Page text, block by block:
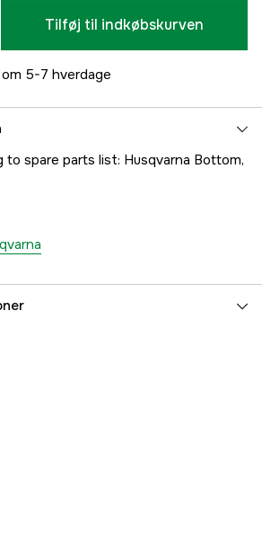
Tilføj til indkøbskurven
5-7 hverdage
to spare parts list: Husqvarna Bottom,